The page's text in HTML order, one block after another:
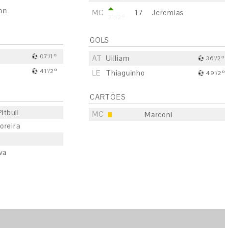
07'/1º
41'/2º
E
MC 17 Jeremias
GOLS
AT Uilliam 36'/2º
LE Thiaguinho 49'/2º
CARTÕES
MC
Marconi